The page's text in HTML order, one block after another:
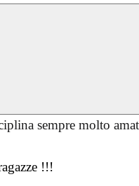
sempre molto
!!!